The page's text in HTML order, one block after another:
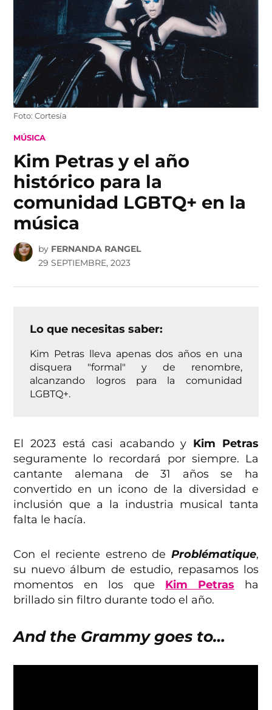
Foto: Cortesía
POSTED
MÚSICA
Kim Petras y el año
histórico para la
comunidad LGBTQ+ en la
música
by FERNANDA RANGEL
29 SEPTIEMBRE, 2023
Lo que necesitas saber:
Kim Petras lleva apenas dos años en una
disquera "formal" y de renombre,
alcanzando logros para la comunidad
LGBTQ+.
El 2023 está casi acabando y Kim Petras
seguramente lo recordará por siempre. La
cantante alemana de 31 años se ha
convertido en un icono de la diversidad e
inclusión que a la industria musical tanta
falta le hacía.
Con el reciente estreno de Problématique,
su nuevo álbum de estudio, repasamos los
momentos en los que Kim Petras ha
brillado sin filtro durante todo el año.
And the Grammy goes to…